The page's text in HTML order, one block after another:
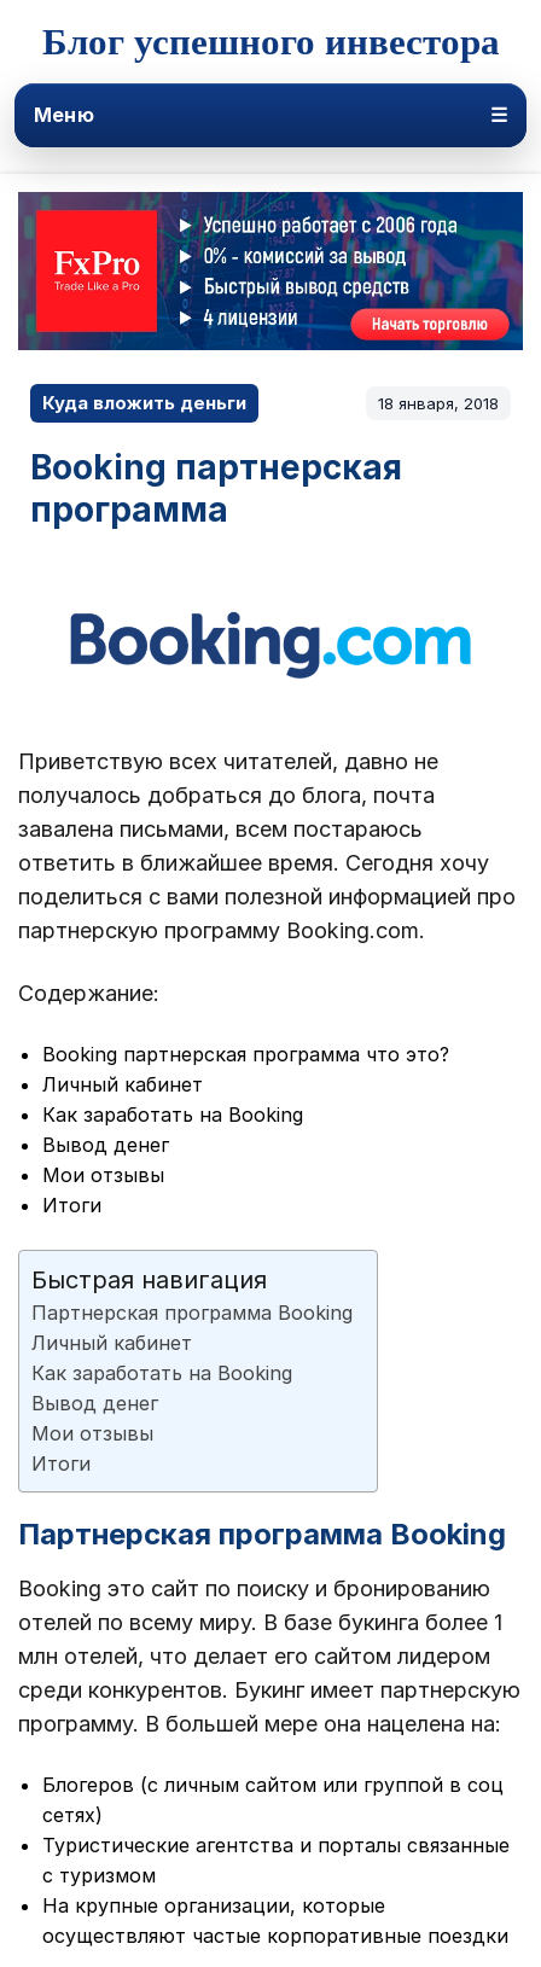
Блог успешного инвестора
Меню ☰
Куда вложить деньги 18 января, 2018
Booking партнерская
программа
Приветствую всех читателей, давно не
получалось добраться до блога, почта
завалена письмами, всем постараюсь
ответить в ближайшее время. Сегодня хочу
поделиться с вами полезной информацией про
партнерскую программу Booking.com.
Содержание:
Booking партнерская программа что это?
Личный кабинет
Как заработать на Booking
Вывод денег
Мои отзывы
Итоги
Быстрая навигация
Партнерская программа Booking
Личный кабинет
Как заработать на Booking
Вывод денег
Мои отзывы
Итоги
Партнерская программа Booking
Booking это сайт по поиску и бронированию
отелей по всему миру. В базе букинга более 1
млн отелей, что делает его сайтом лидером
среди конкурентов. Букинг имеет партнерскую
программу. В большей мере она нацелена на:
Блогеров (с личным сайтом или группой в соц
сетях)
Туристические агентства и порталы связанные
с туризмом
На крупные организации, которые
осуществляют частые корпоративные поездки